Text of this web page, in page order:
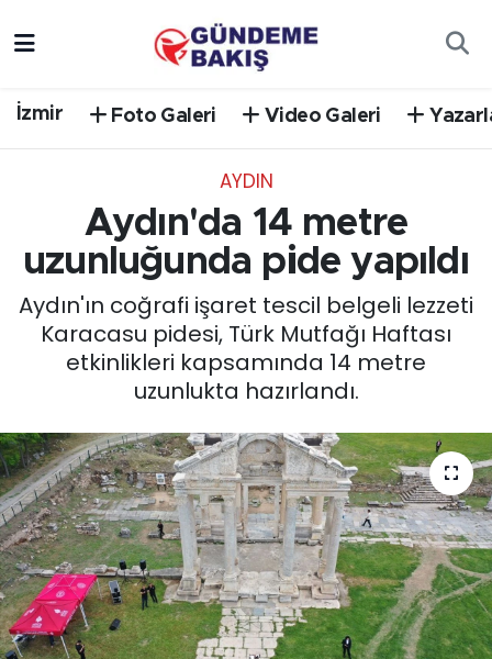
İzmir Foto Galeri Video Galeri
AYDIN
Aydın'da 14 metre
uzunluğunda pide yapıldı
Aydın'ın coğrafi işaret tescil belgeli lezzeti
Karacasu pidesi, Türk Mutfağı Haftası
etkinlikleri kapsamında 14 metre
uzunlukta hazırlandı.
EGE
EĞİTİM
EKONOMİ
GÜNCEL
KÜLTÜR SANAT
MAGAZİN
POLİTİKA
Süper Lig Puan Durumu ve Fikstür
Tüm Manşetler
Son Dakika Haberleri